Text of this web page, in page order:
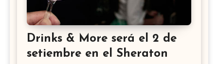
Drinks & More será el 2 de
setiembre en el Sheraton